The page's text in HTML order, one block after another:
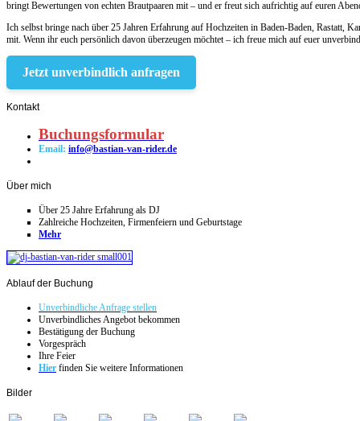
bringt Bewertungen von echten Brautpaaren mit – und er freut sich aufrichtig auf euren
Ich selbst bringe nach über 25 Jahren Erfahrung auf Hochzeiten in Baden-Baden, Rastatt,
mit. Wenn ihr euch persönlich davon überzeugen möchtet – ich freue mich auf euer
Jetzt unverbindlich anfragen
Kontakt
Buchungsformular
Email: info@bastian-van-rider.de
Über mich
Über 25 Jahre Erfahrung als DJ
Zahlreiche Hochzeiten, Firmenfeiern und Geburtstage
Mehr
Ablaufder Buchung
Unverbindliche Anfrage stellen
Unverbindliches Angebot bekommen
Bestätigung der Buchung
Vorgespräch
Ihre Feier
Hier finden Sie weitere Informationen
Bilder